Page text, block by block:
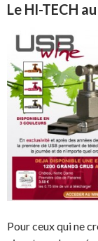
Le HI-TECH
Pour ceux qui ne